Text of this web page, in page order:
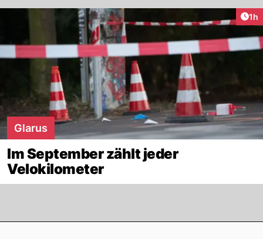
1h
Glarus
Im September zählt jeder
Velokilometer